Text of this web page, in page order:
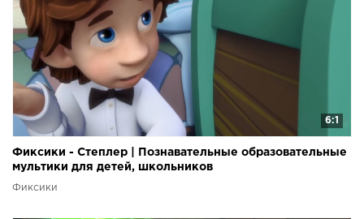
6:1
Фиксики - Степлер | Познавательные образовательные
мультики для детей, школьников
Фиксики